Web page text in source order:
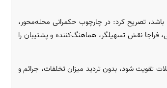
باشد، تصریح کرد: در چارچوب حکمرانی محله‌محور،
فراجا نقش تسهیلگر، هماهنگ‌کننده و پشتیبان را
تقویت شود، بدون تردید میزان تخلفات، جرائم و